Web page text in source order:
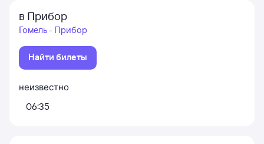
в Прибор
Гомель - Прибор
Найти билеты
неизвестно
06:35